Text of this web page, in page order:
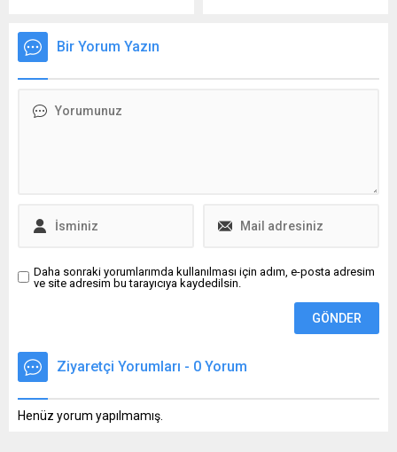
çekirdek...
gerileyebileceğini öngörüyor.
ABD'nin dev bankası Citi,
ons altın için rekor
tüm detaylar...
öneriye göre ülkede saat
Bir Yorum Yazın
Daha sonraki yorumlarımda kullanılması için adım, e-posta adresim
ve site adresim bu tarayıcıya kaydedilsin.
Ziyaretçi Yorumları - 0 Yorum
Henüz yorum yapılmamış.